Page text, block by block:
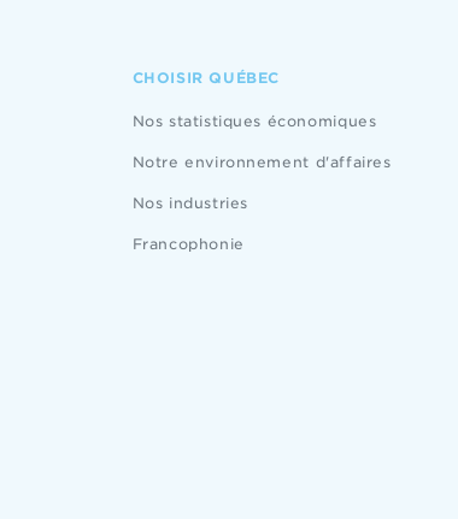
CHOISIR QUÉBEC
Nos statistiques économiques
Notre environnement d'affaires
Nos industries
Francophonie